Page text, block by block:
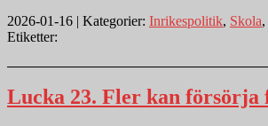
2026-01-16 | Kategorier: Inrikespolitik, Skola,
Etiketter:
Lucka 23. Fler kan försörja